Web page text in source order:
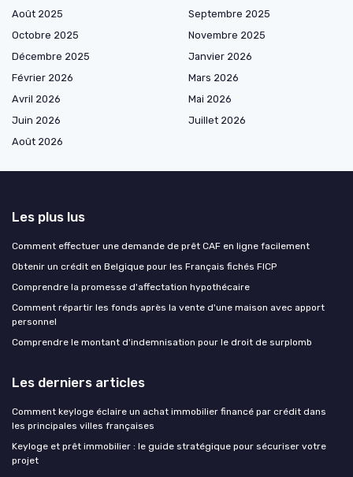
Août 2025
Septembre 2025
Octobre 2025
Novembre 2025
Décembre 2025
Janvier 2026
Février 2026
Mars 2026
Avril 2026
Mai 2026
Juin 2026
Juillet 2026
Août 2026
Les plus lus
Comment effectuer une demande de prêt CAF en ligne facilement
Obtenir un crédit en Belgique pour les Français fichés FICP
Comprendre la promesse d'affectation hypothécaire
Comment répartir les fonds après la vente d'une maison avec apport
personnel
Comprendre le montant d'indemnisation pour le droit de surplomb
Les derniers articles
Comment keyloge éclaire un achat immobilier financé par crédit dans
les principales villes françaises
Keyloge et prêt immobilier : le guide stratégique pour sécuriser votre
projet